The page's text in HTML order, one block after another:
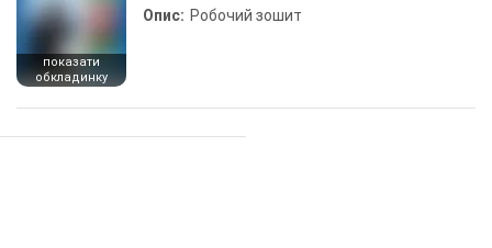
показати
обкладинку
Опис: Робочий зошит